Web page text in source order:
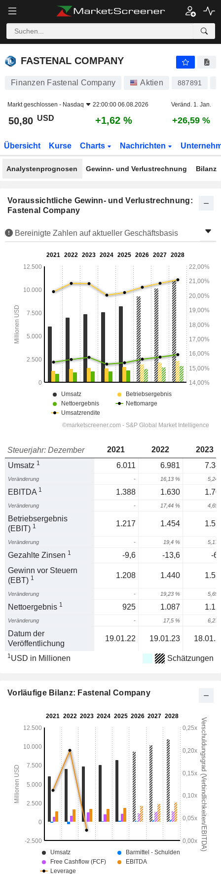
FASTENAL COMPANY
FASTENAL COMPANY
Finanzen Fastenal Company Aktien 887891
Markt geschlossen - Nasdaq 22:00:00 06.08.2026 Veränd. 1. Jan.
50,80 USD +1,62 % +26,59 %
Übersicht Kurse Charts Nachrichten
Analystenprognosen Gewinn- und Verlustrechnung Bilanz
Voraussichtliche Gewinn- und Verlustrechnung:
Fastenal Company
Bereinigte Zahlen auf aktueller Geschäftsbasis
Steuerjahr: Dezember 2021 2022
2023
Umsatz 1 6.011 6.981
Veränderung - 16,13 % 5,24
EBITDA 1 1.388 1.630
Veränderung - 17,44 % 4,65
Betriebsergebnis
(EBIT) 1 1.217 1.454
Veränderung - 19,4 % 5,17
Gezahlte Zinsen 1 -9,6 -13,6
-
Gewinn vor Steuern
(EBT) 1 1.208 1.440
Veränderung - 19,23 % 5,69
Nettoergebnis 1 925 1.087
Veränderung - 17,5 % 6,27
Datum der
Veröffentlichung
19.01.22 19.01.23
1USD in Millionen Schätzungen
Vorläufige Bilanz: Fastenal Company